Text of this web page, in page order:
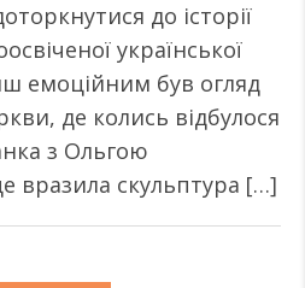
до історії
української
емоційним був огляд
де колись відбулося
з Ольгою
вразила скульптура […]